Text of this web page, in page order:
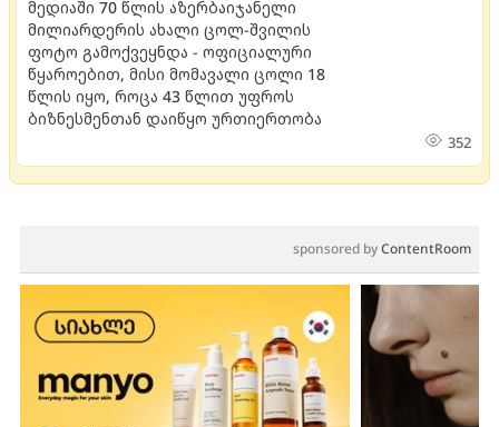
მედიაში 70 წლის აზერბაიჯანელი
მილიარდერის ახალი ცოლ-შვილის
ფოტო გამოქვეყნდა - ოფიციალური
წყაროებით, მისი მომავალი ცოლი 18
წლის იყო, როცა 43 წლით უფროს
ბიზნესმენთან დაიწყო ურთიერთობა
352
sponsored byContentRoom